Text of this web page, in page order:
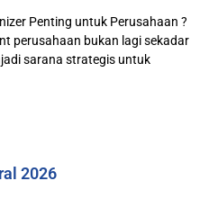
Penting untuk Perusahaan ?
perusahaan bukan lagi sekadar
sarana strategis untuk
2026